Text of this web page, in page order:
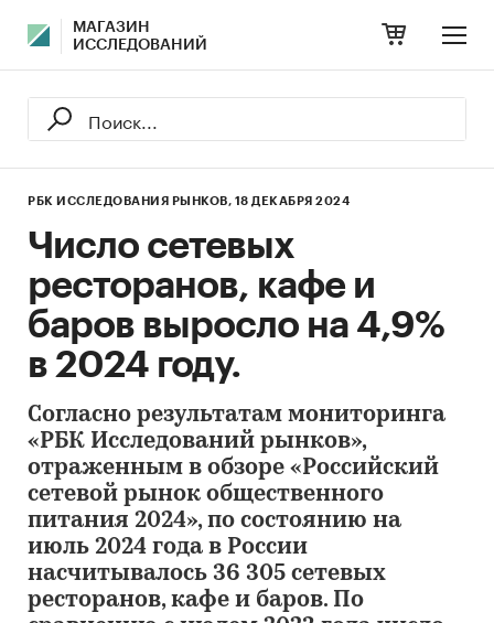
МАГАЗИН
ИССЛЕДОВАНИЙ
РБК ИССЛЕДОВАНИЯ РЫНКОВ, 18 ДЕКАБРЯ 2024
Число сетевых
ресторанов, кафе и
баров выросло на 4,9%
в 2024 году.
Согласно результатам мониторинга
«РБК Исследований рынков»,
отраженным в обзоре «Российский
сетевой рынок общественного
питания 2024», по состоянию на
июль 2024 года в России
насчитывалось 36 305 сетевых
ресторанов, кафе и баров. По